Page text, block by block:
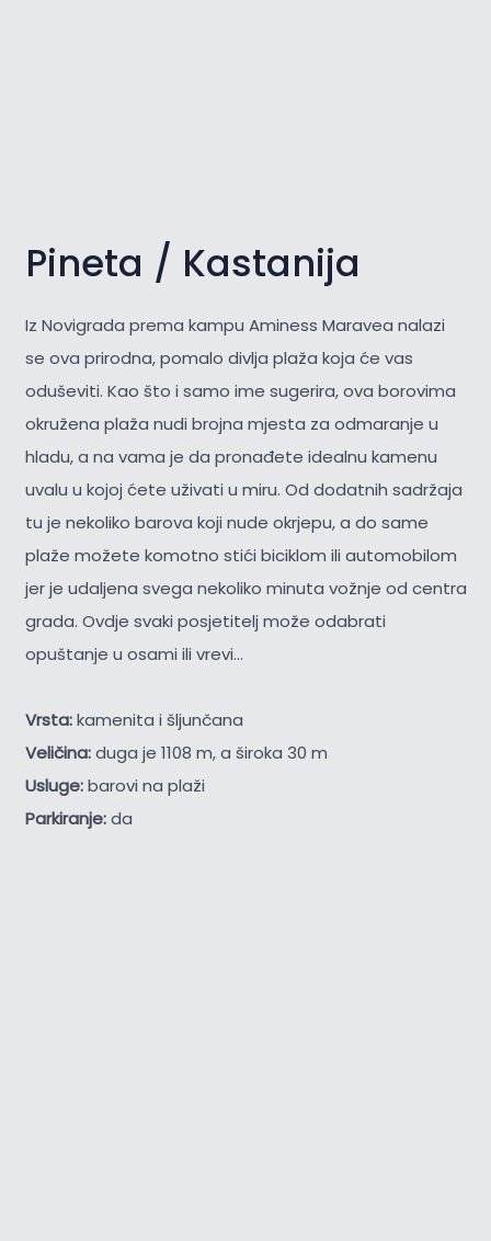
Pineta / Kastanija
Iz Novigrada prema kampu Aminess Maravea nalazi
se ova prirodna, pomalo divlja plaža koja će vas
oduševiti. Kao što i samo ime sugerira, ova borovima
okružena plaža nudi brojna mjesta za odmaranje u
hladu, a na vama je da pronađete idealnu kamenu
uvalu u kojoj ćete uživati u miru. Od dodatnih sadržaja
tu je nekoliko barova koji nude okrjepu, a do same
plaže možete komotno stići biciklom ili automobilom
jer je udaljena svega nekoliko minuta vožnje od centra
grada. Ovdje svaki posjetitelj može odabrati
opuštanje u osami ili vrevi...
Vrsta:kamenita i šljunčana
Veličina:duga je 1108 m, a široka 30 m
Usluge:barovi na plaži
Parkiranje:da